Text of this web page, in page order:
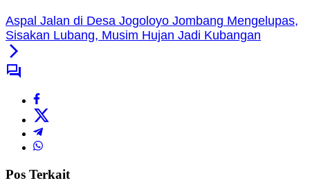
Aspal Jalan di Desa Jogoloyo Jombang Mengelupas,
Sisakan Lubang, Musim Hujan Jadi Kubangan
Pos Terkait